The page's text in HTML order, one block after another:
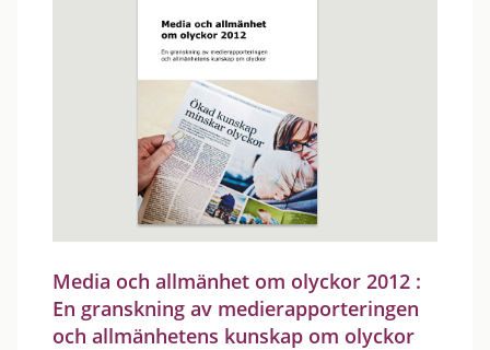
Media och allmänhet om olyckor 2012 :
En granskning av medierapporteringen
och allmänhetens kunskap om olyckor